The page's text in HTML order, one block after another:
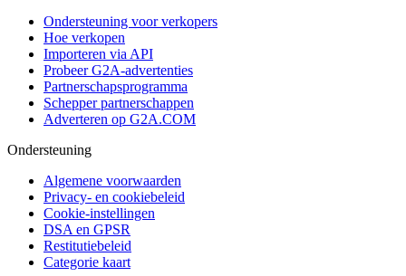
Ondersteuning voor verkopers
Hoe verkopen
Importeren via API
Probeer G2A-advertenties
Partnerschapsprogramma
Schepper partnerschappen
Adverteren op G2A.COM
Ondersteuning
Algemene voorwaarden
Privacy- en cookiebeleid
Cookie-instellingen
DSA en GPSR
Restitutiebeleid
Categorie kaart